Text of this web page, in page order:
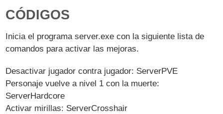
CÓDIGOS
Inicia el programa server.exe con la siguiente lista de
comandos para activar las mejoras.
Desactivar jugador contra jugador: ServerPVE
Personaje vuelve a nivel 1 con la muerte:
ServerHardcore
Activar mirillas: ServerCrosshair